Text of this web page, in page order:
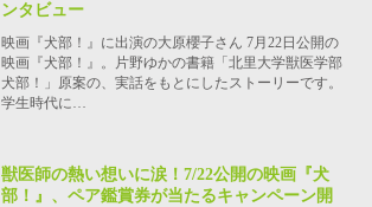
ンタビュー
映画『犬部！』に出演の大原櫻子さん 7月22日公開の
映画『犬部！』。片野ゆかの書籍「北里大学獣医学部
犬部！」原案の、実話をもとにしたストーリーです。
学生時代に…
獣医師の熱い想いに涙！7/22公開の映画『犬
部！』、ペア鑑賞券が当たるキャンペーン開